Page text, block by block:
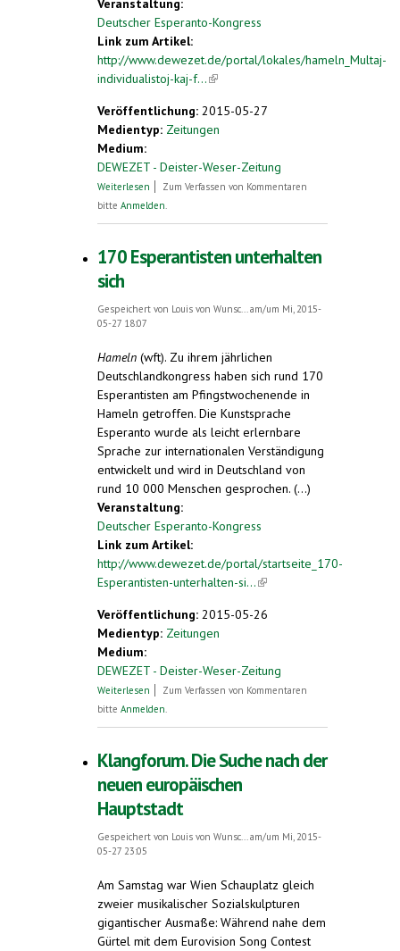
Veranstaltung:
Deutscher Esperanto-Kongress
Link zum Artikel:
http://www.dewezet.de/portal/lokales/hameln_Multaj-
individualistoj-kaj-f...(link is external)
Veröffentlichung: 2015-05-27
Medientyp: Zeitungen
Medium:
DEWEZET - Deister-Weser-Zeitung
Weiterlesen über „Multaj individualistoj kaj frenezuloj“
Zum Verfassen von Kommentaren
bitte Anmelden.
170 Esperantisten unterhalten
sich
Gespeichert von Louis von Wunsc...am/um Mi, 2015-
05-27 18:07
Hameln (wft). Zu ihrem jährlichen
Deutschlandkongress haben sich rund 170
Esperantisten am Pfingstwochenende in
Hameln getroffen. Die Kunstsprache
Esperanto wurde als leicht erlernbare
Sprache zur internationalen Verständigung
entwickelt und wird in Deutschland von
rund 10 000 Menschen gesprochen. (...)
Veranstaltung:
Deutscher Esperanto-Kongress
Link zum Artikel:
http://www.dewezet.de/portal/startseite_170-
Esperantisten-unterhalten-si...(link is
Veröffentlichung: 2015-05-26
Medientyp: Zeitungen
Medium:
DEWEZET - Deister-Weser-Zeitung
Weiterlesen über 170 Esperantisten unterhalten sich
Zum Verfassen von Kommentaren
bitte Anmelden.
Klangforum. Die Suche nach der
neuen europäischen
Hauptstadt
Gespeichert von Louis von Wunsc...am/um Mi, 2015-
05-27 23:05
Am Samstag war Wien Schauplatz gleich
zweier musikalischer Sozialskulpturen
gigantischer Ausmaße: Während nahe dem
Gürtel mit dem Eurovision Song Contest